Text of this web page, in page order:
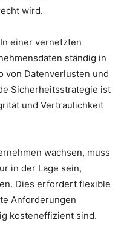
wird.
In einer vernetzten
ständig in
von Datenverlusten und
Sicherheitsstrategie ist
und Vertraulichkeit
wachsen, muss
in der Lage sein,
Dies erfordert flexible
Anforderungen
kosteneffizient sind.